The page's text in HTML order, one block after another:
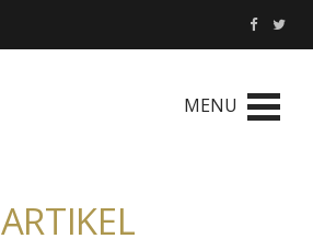
MENU
ARTIKEL